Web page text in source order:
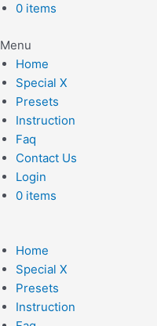
0 items
Menu
Home
Special X
Presets
Instruction
Faq
Contact Us
Login
0 items
Home
Special X
Presets
Instruction